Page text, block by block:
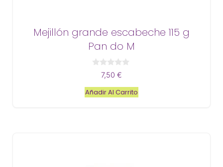
Mejillón grande escabeche 115 g
Pan do M
e
5
7,50 €
Añadir Al Carrito